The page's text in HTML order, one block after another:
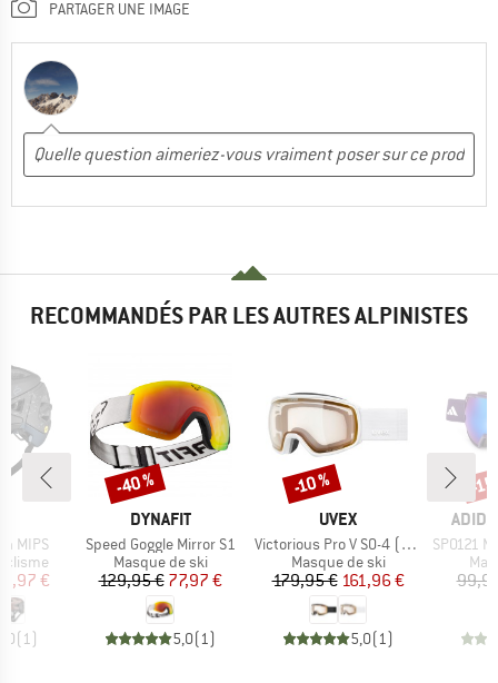
PARTAGER UNE IMAGE
RECOMMANDÉS PAR LES AUTRES ALPINISTES
MIPS
réduit
€
(1)
MARQUE
DYNAFIT
Article
Speed Goggle Mirror S1
Product group
Masque de ski
Prix
129,95 €Prix réduit
77,97 €
5,0(1)
Remise
-40 %
MARQUE
UVEX
Article
Victorious Pro V S0-4 (VLT 7-81%)
Product group
Masque de ski
Prix
179,95 €Prix réduit
161,96 €
5,0(1)
Remise
-10 %
Article
SP0121
-